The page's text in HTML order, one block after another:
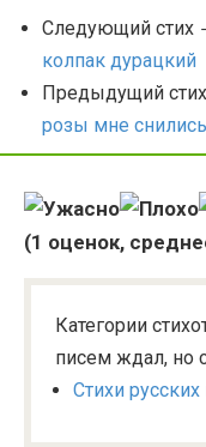
Следующий стих
колпак дурацкий
Предыдущий
розы мне
(1 оценок,
Категории
писем ждал, но
Стихи